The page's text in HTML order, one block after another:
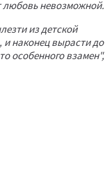
любовь невозможной.
из детской
и наконец вырасти до
особенного взамен",